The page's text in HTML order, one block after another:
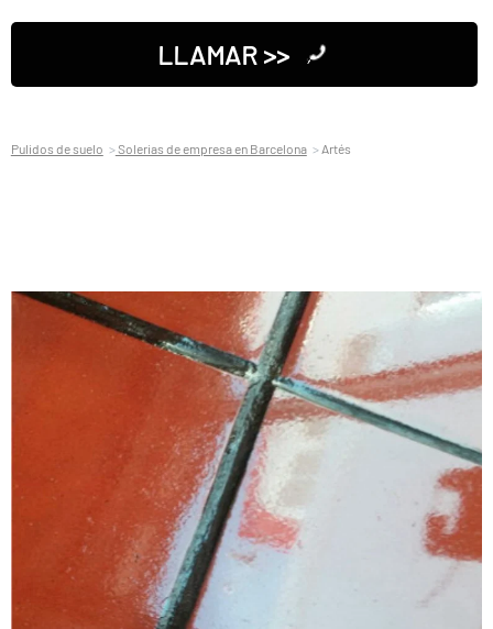
LLAMAR >>
Pulidos de suelo Solerias de empresa en Barcelona Artés